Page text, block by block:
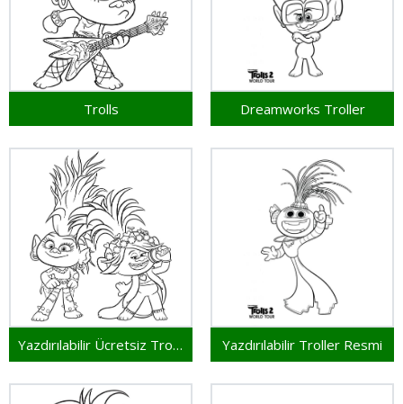
Trolls Dreamworks Troller
Yazdırılabilir Ücretsiz Troller Yazdırılabilir Troller Resmi